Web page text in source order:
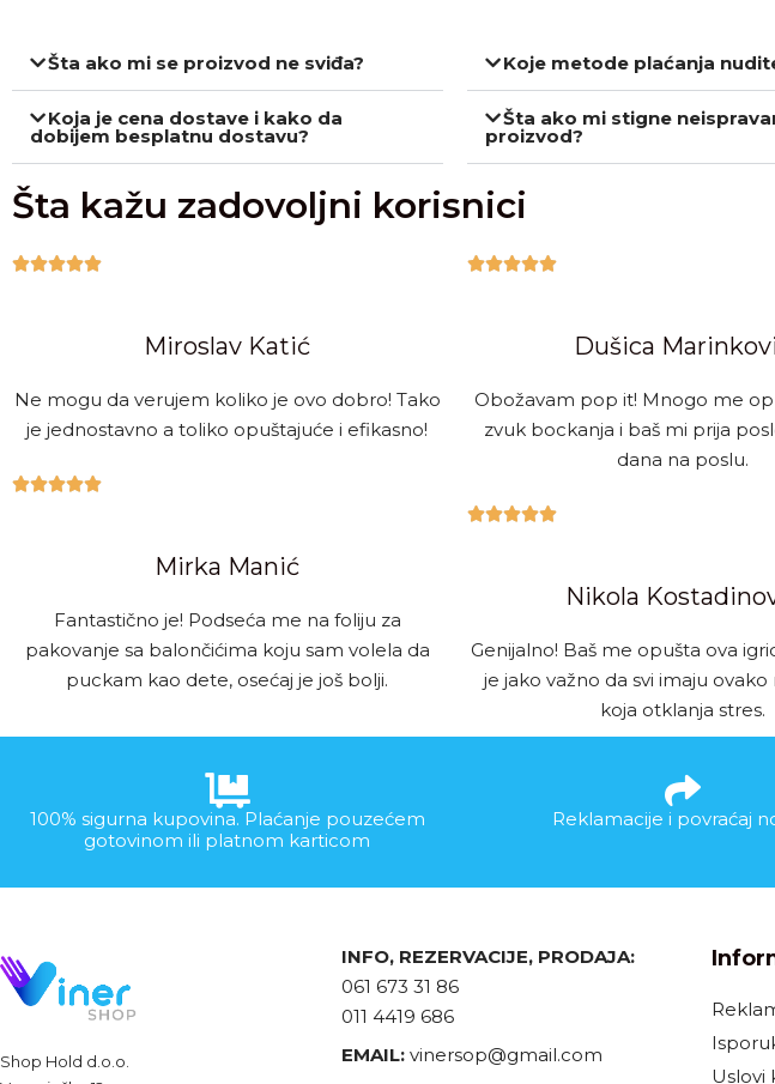
Šta ako mi se proizvod ne sviđa?
Koja je cena dostave i kako da
dobijem besplatnu dostavu?
Koje metode plaćanja
Šta ako mi stigne
proizvod?
Šta kažu zadovoljni korisnici

Miroslav Katić
Ne mogu da verujem koliko je ovo dobro! Tako
je jednostavno a toliko opuštajuće i efikasno!

Mirka Manić
Fantastično je! Podseća me na foliju za
pakovanje sa balončićima koju sam volela da
puckam kao dete, osećaj je još bolji.

Dušica
Obožavam pop it! Mnogo me
zvuk bockanja i baš mi prija
dana na poslu.

Nikola
Genijalno! Baš me opušta ova
je jako važno da svi imaju
koja otklanja stres.
100% sigurna kupovina. Plaćanje pouzećem
gotovinom ili platnom karticom
Reklamacije i povraćaj
Shop Hold d.o.o.
INFO, REZERVACIJE, PRODAJA:
061 673 31 86
011 4419 686
EMAIL: vinersop@gmail.com
Uslovi